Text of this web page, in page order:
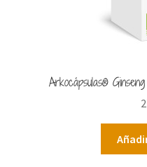
Arkocápsulas®